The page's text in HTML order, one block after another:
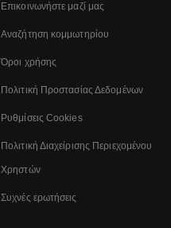
Επικοινωνήστε μαζί μας
Αναζήτηση κομμωτηρίου
Όροι χρήσης
Πολιτική Προστασίας Δεδομένων
Ρυθμίσεις Cookies
Πολιτική Διαχείρισης Περιεχομένου
Χρηστών
Συχνές ερωτήσεις